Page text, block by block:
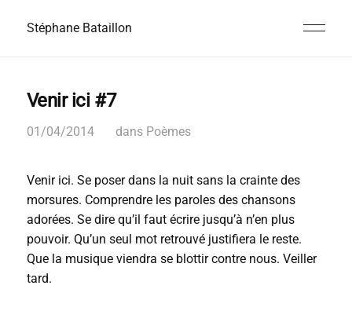
Stéphane Bataillon
Venir ici #7
01/04/2014 dans Poèmes
Venir ici. Se poser dans la nuit sans la crainte des
morsures. Comprendre les paroles des chansons
adorées. Se dire qu’il faut écrire jusqu’à n’en plus
pouvoir. Qu’un seul mot retrouvé justifiera le reste.
Que la musique viendra se blottir contre nous. Veiller
tard.